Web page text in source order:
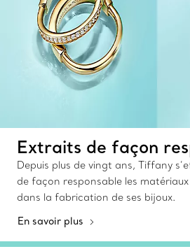
Extraits de façon
Depuis plus de vingt ans, Tiffany
de façon responsable les matériaux
dans la fabrication de ses bijoux.
En savoir plus